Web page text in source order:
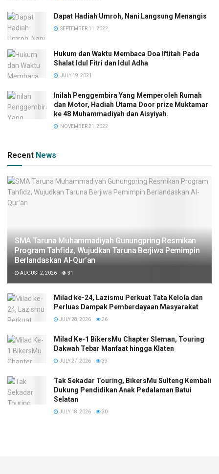
Dapat Hadiah Umroh, Nani Langsung Menangis
SEPTEMBER 11, 2022
Hukum dan Waktu Membaca Doa Iftitah Pada
Shalat Idul Fitri dan Idul Adha
JULY 19, 2021
Inilah Penggembira Yang Memperoleh Rumah
dan Motor, Hadiah Utama Door prize Muktamar
ke 48 Muhammadiyah dan Aisyiyah.
NOVEMBER 21, 2022
Recent News
SMA Taruna Muhammadiyah Gunungpring Resmikan
Program Tahfidz, Wujudkan Taruna Berjiwa Pemimpin
Berlandaskan Al-Qur’an
AUGUST 2, 2026 31
Milad ke-24, Lazismu Perkuat Tata Kelola dan
Perluas Dampak Pemberdayaan Masyarakat
JULY 28, 2026 26
Milad Ke-1 BikersMu Chapter Sleman, Touring
Dakwah Tebar Manfaat hingga Klaten
JULY 27, 2026 39
Tak Sekadar Touring, BikersMu Sulteng Kembali
Dukung Pendidikan Anak Pedalaman Batui
Selatan
JULY 18, 2026 30